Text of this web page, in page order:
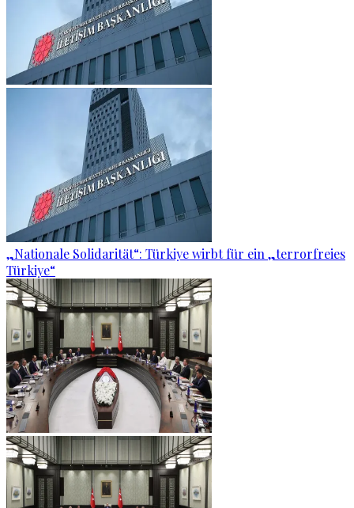
„Nationale Solidarität“: Türkiye wirbt für ein „terrorfreies
Türkiye“